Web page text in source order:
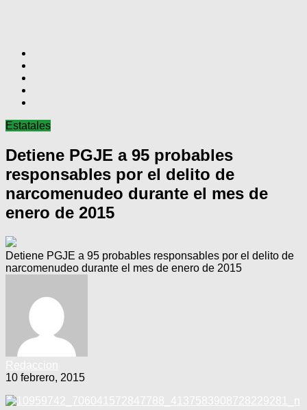
Estatales
Detiene PGJE a 95 probables
responsables por el delito de
narcomenudeo durante el mes de
enero de 2015
Detiene PGJE a 95 probables responsables por el delito de
narcomenudeo durante el mes de enero de 2015
10 febrero, 2015